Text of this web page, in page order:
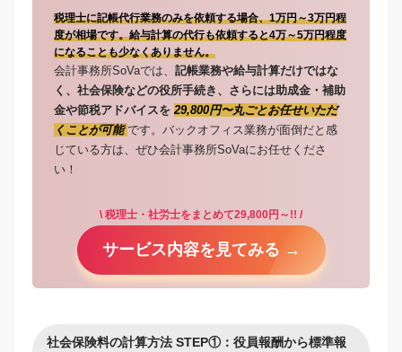
税理士に記帳代行業務のみを依頼する場合、1万円～3万円程
度が相場です。給与計算の代行も依頼すると4万～5万円程度
になることも少なくありません。
会計事務所SoVaでは、 記帳業務や給与計算だけではな
く、社会保険などの役所手続き、さらには助成金・補助
金や節税アドバイスを 29,800円〜丸ごとお任せいただ
くことが可能です。バックオフィス業務が面倒だと感
じている方は、ぜひ会計事務所SoVaにお任せくださ
い！
\ 税理士・社労士をまとめて29,800円～!! /
サービス内容を見てみる →
社会保険料の計算方法 STEP①：役員報酬から標準報